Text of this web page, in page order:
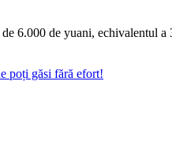
6.000 de yuani, echivalentul
poți găsi fără efort!